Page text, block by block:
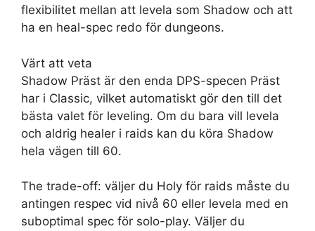
flexibilitet mellan att levela som Shadow och att
ha en heal-spec redo för dungeons.
Värt att veta
Shadow Präst är den enda DPS-specen Präst
har i Classic, vilket automatiskt gör den till det
bästa valet för leveling. Om du bara vill levela
och aldrig healer i raids kan du köra Shadow
hela vägen till 60.
The trade-off: väljer du Holy för raids måste du
antingen respec vid nivå 60 eller levela med en
suboptimal spec för solo-play. Väljer du